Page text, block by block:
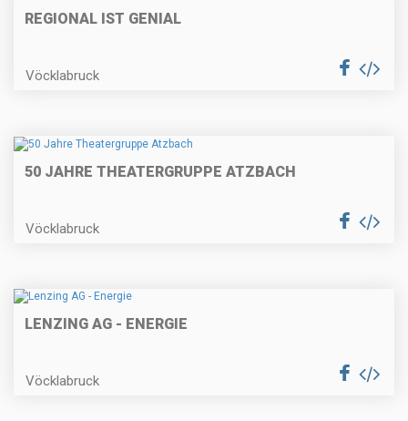
REGIONAL IST GENIAL
Vöcklabruck
50 JAHRE THEATERGRUPPE ATZBACH
Vöcklabruck
LENZING AG - ENERGIE
Vöcklabruck